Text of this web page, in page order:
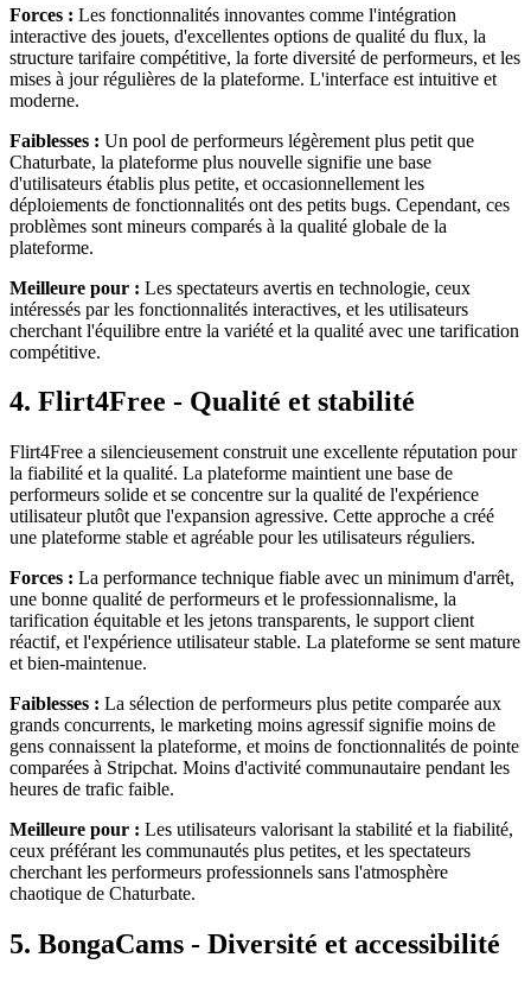
Forces : Les fonctionnalités innovantes comme l'intégration
interactive des jouets, d'excellentes options de qualité du flux, la
structure tarifaire compétitive, la forte diversité de performeurs, et les
mises à jour régulières de la plateforme. L'interface est intuitive et
moderne.
Faiblesses : Un pool de performeurs légèrement plus petit que
Chaturbate, la plateforme plus nouvelle signifie une base
d'utilisateurs établis plus petite, et occasionnellement les
déploiements de fonctionnalités ont des petits bugs. Cependant, ces
problèmes sont mineurs comparés à la qualité globale de la
plateforme.
Meilleure pour : Les spectateurs avertis en technologie, ceux
intéressés par les fonctionnalités interactives, et les utilisateurs
cherchant l'équilibre entre la variété et la qualité avec une tarification
compétitive.
4. Flirt4Free - Qualité et stabilité
Flirt4Free a silencieusement construit une excellente réputation pour
la fiabilité et la qualité. La plateforme maintient une base de
performeurs solide et se concentre sur la qualité de l'expérience
utilisateur plutôt que l'expansion agressive. Cette approche a créé
une plateforme stable et agréable pour les utilisateurs réguliers.
Forces : La performance technique fiable avec un minimum d'arrêt,
une bonne qualité de performeurs et le professionnalisme, la
tarification équitable et les jetons transparents, le support client
réactif, et l'expérience utilisateur stable. La plateforme se sent mature
et bien-maintenue.
Faiblesses : La sélection de performeurs plus petite comparée aux
grands concurrents, le marketing moins agressif signifie moins de
gens connaissent la plateforme, et moins de fonctionnalités de pointe
comparées à Stripchat. Moins d'activité communautaire pendant les
heures de trafic faible.
Meilleure pour : Les utilisateurs valorisant la stabilité et la fiabilité,
ceux préférant les communautés plus petites, et les spectateurs
cherchant les performeurs professionnels sans l'atmosphère
chaotique de Chaturbate.
5. BongaCams - Diversité et accessibilité